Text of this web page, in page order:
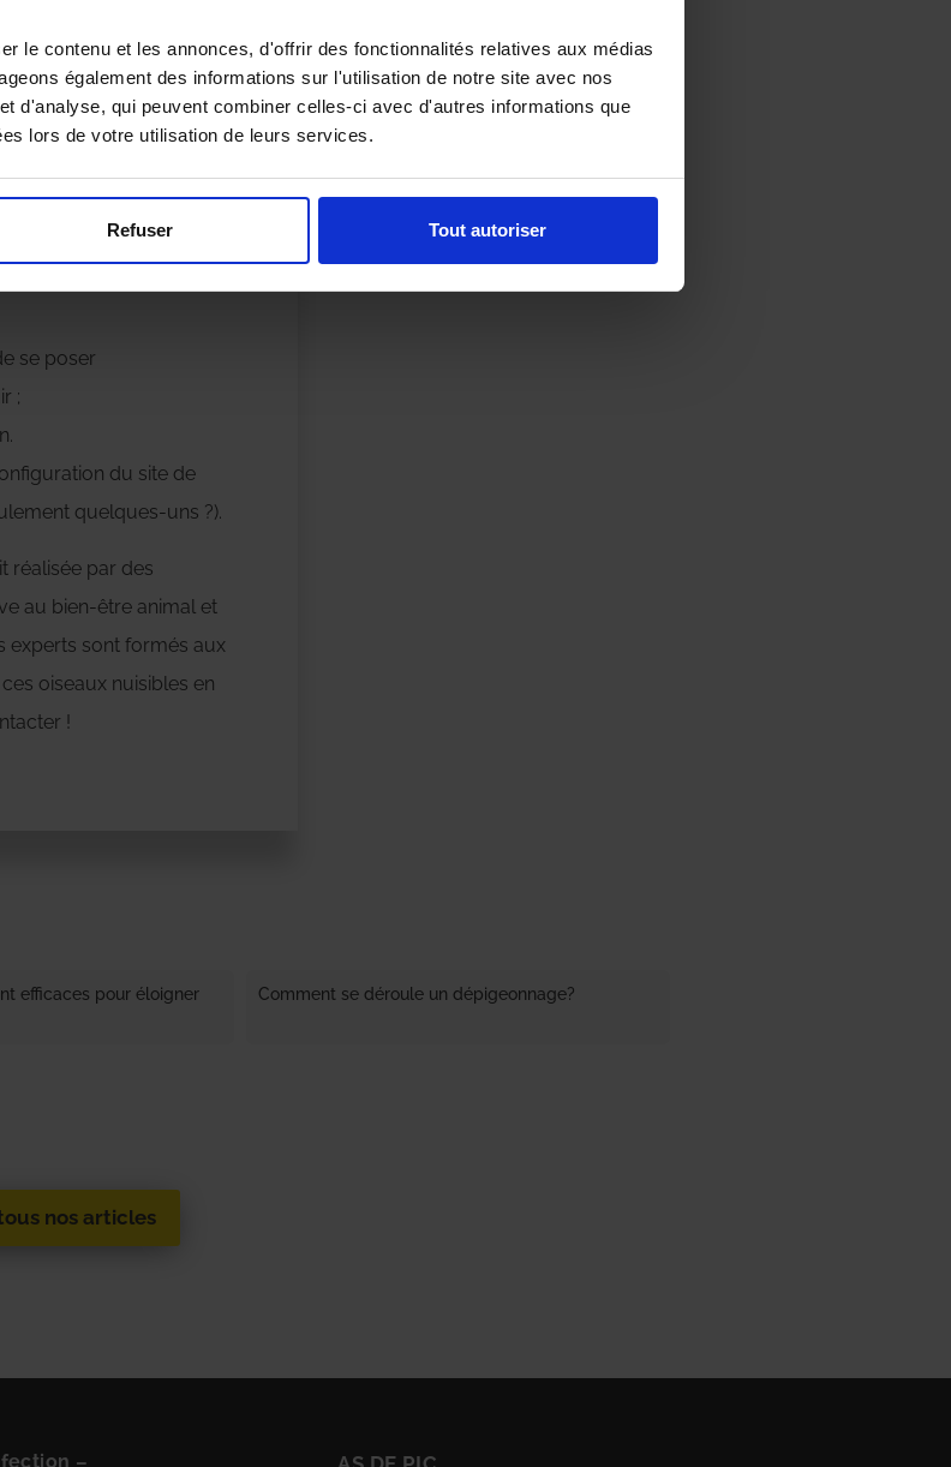
le contenu et les annonces, d'offrir des fonctionnalités relatives aux médias
également des informations sur l'utilisation de notre site avec nos
d'analyse, qui peuvent combiner celles-ci avec d'autres informations que
lors de votre utilisation de leurs services.
Refuser Tout autoriser
agroalimentaire ?
à la fois curatives
se poser
;
du site de
quelques-uns ?).
réalisée par des
au bien-être animal et
experts sont formés aux
oiseaux nuisibles en
!
efficaces pour éloigner
Comment se déroule un dépigeonnage?
nos articles
–